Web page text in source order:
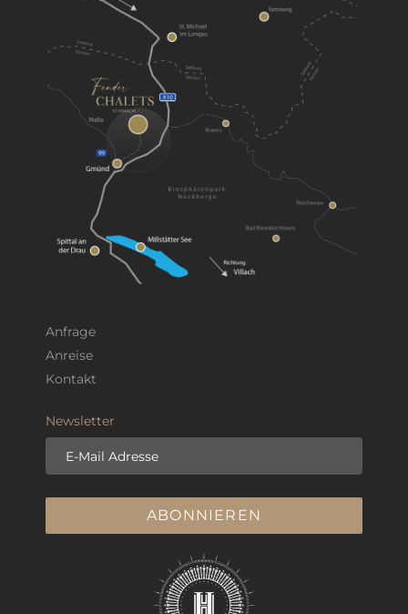
Anfrage
Anreise
Kontakt
Newsletter
E-Mail Adresse
ABONNIEREN